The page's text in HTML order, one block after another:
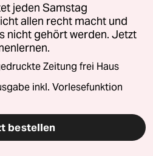
jeden Samstag
allen recht macht und
nicht gehört werden. Jetzt
Zeitung frei Haus
inkl. Vorlesefunktion
bestellen